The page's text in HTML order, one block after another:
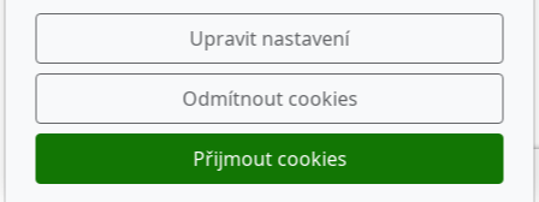
© 2026KD-FILTER, Průmyslová filtrace s.r.o.
Běží nainPages AI
Upravit nastavení
Odmítnout cookies
Přijmout cookies